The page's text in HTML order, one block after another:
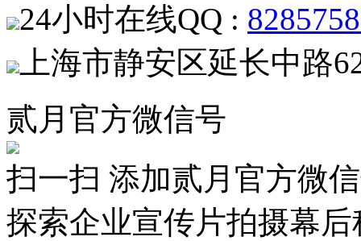
24小时在线QQ :
上海市静安区延长中路
贰月官方微信号
扫一扫 添加贰月官方微
探索企业宣传片拍摄幕后